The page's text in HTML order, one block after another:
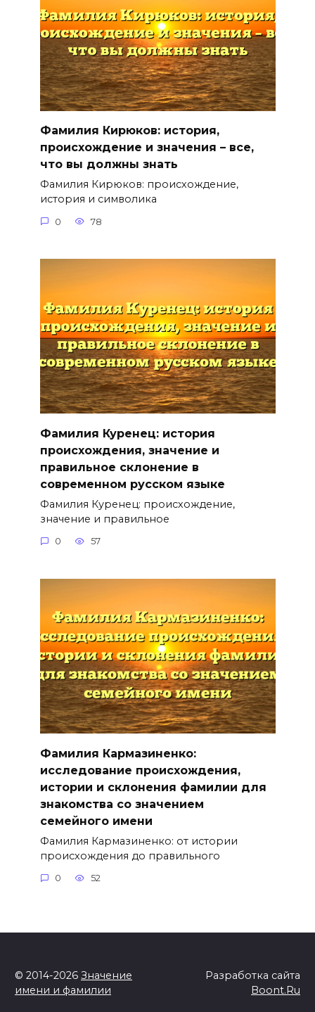
Фамилия Кирюков: история,
происхождение и значения – все,
что вы должны знать
Фамилия Кирюков: происхождение,
история и символика
0 78
Фамилия Куренец: история
происхождения, значение и
правильное склонение в
современном русском языке
Фамилия Куренец: происхождение,
значение и правильное
0 57
Фамилия Кармазиненко:
исследование происхождения,
истории и склонения фамилии для
знакомства со значением
семейного имени
Фамилия Кармазиненко: от истории
происхождения до правильного
0 52
© 2014-2026 Значение
имени и фамилии
Разработка сайта
Boont.Ru